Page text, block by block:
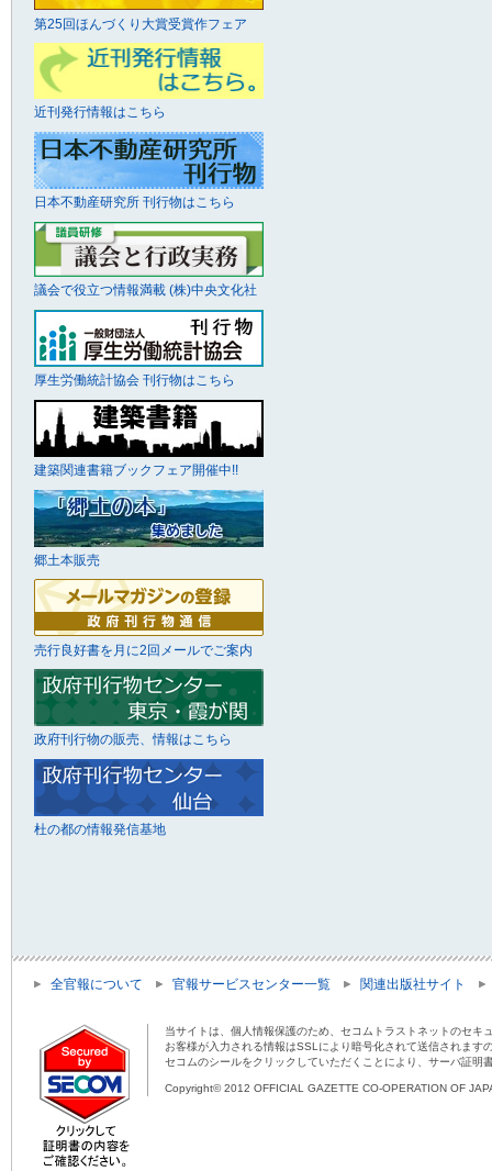
第25回ほんづくり大賞受賞作フェア
近刊発行情報はこちら
日本不動産研究所 刊行物はこちら
議会で役立つ情報満載 (株)中央文化社
厚生労働統計協会 刊行物はこちら
建築関連書籍ブックフェア開催中!!
郷土本販売
売行良好書を月に2回メールでご案内
政府刊行物の販売、情報はこちら
杜の都の情報発信基地
全官報について 官報サービスセンター一覧 関連出版社サイト
当サイトは、個人情報保護のため、セコムトラストネットのセキ
お客様が入力される情報はSSLにより暗号化されて送信されま
セコムのシールをクリックしていただくことにより、サーバ証明
Copyright© 2012 OFFICIAL GAZETTE CO-OPERATION OF